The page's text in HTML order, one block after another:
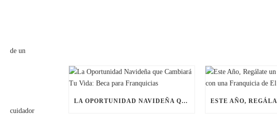
LA OPORTUNIDAD NAVIDEÑA QUE CAMBIARÁ TU VIDA: BECA PARA FRANQUICIAS